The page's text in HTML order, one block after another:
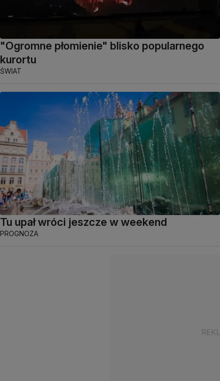
"Ogromne płomienie" blisko popularnego
kurortu
ŚWIAT
Tu upał wróci jeszcze w weekend
PROGNOZA